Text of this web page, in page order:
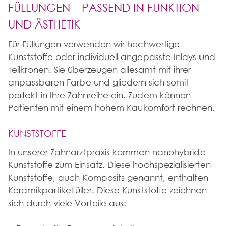
FÜLLUNGEN – PASSEND IN FUNKTION
UND ÄSTHETIK
Für Füllungen verwenden wir hochwertige
Kunststoffe oder individuell angepasste Inlays und
Teilkronen. Sie überzeugen allesamt mit ihrer
anpassbaren Farbe und gliedern sich somit
perfekt in Ihre Zahnreihe ein. Zudem können
Patienten mit einem hohem Kaukomfort rechnen.
KUNSTSTOFFE
In unserer Zahnarztpraxis kommen nanohybride
Kunststoffe zum Einsatz. Diese hochspezialisierten
Kunststoffe, auch Komposits genannt, enthalten
Keramikpartikelfüller. Diese Kunststoffe zeichnen
sich durch viele Vorteile aus: